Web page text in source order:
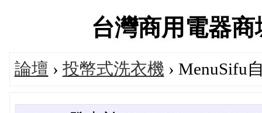
台灣商用電器
論壇 › 投幣式洗衣機 › MenuSifu